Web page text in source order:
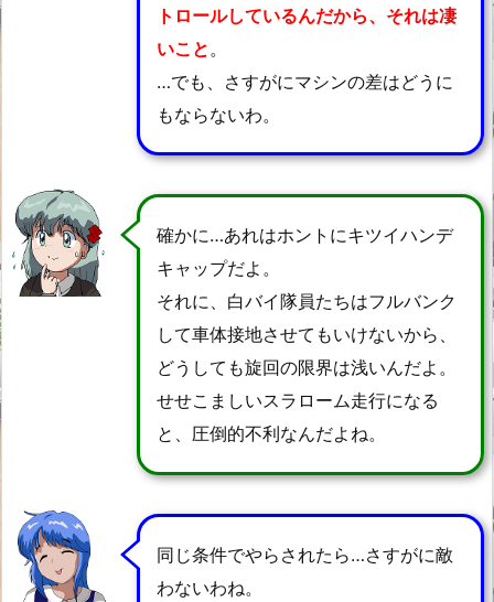
トロールしているんだから、それは凄
いこと。
…でも、さすがにマシンの差はどうに
もならないわ。
確かに…あれはホントにキツイハンデ
キャップだよ。
それに、白バイ隊員たちはフルバンク
して車体接地させてもいけないから、
どうしても旋回の限界は浅いんだよ。
せせこましいスラローム走行になる
と、圧倒的不利なんだよね。
同じ条件でやらされたら…さすがに敵
わないわね。